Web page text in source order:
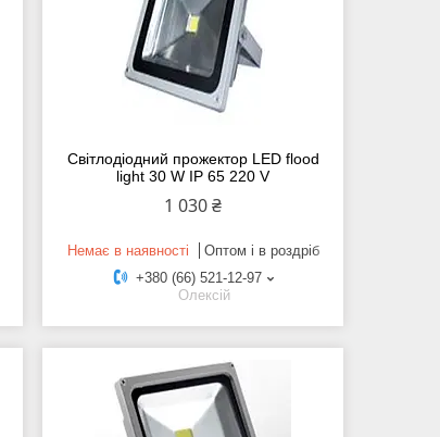
Світлодіодний прожектор LED flood
light 30 W IP 65 220 V
1 030 ₴
Немає в наявності
Оптом і в роздріб
+380 (66) 521-12-97
Олексій